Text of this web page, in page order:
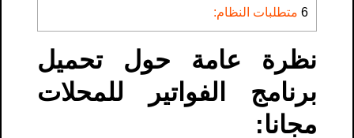
6 متطلبات النظام:
نظرة عامة حول تحميل
برنامج الفواتير للمحلات
مجانا​: